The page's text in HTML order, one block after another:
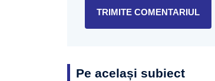
Pe același subiect